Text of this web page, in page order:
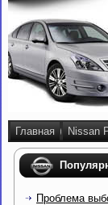
Главная Nissan
Проблема